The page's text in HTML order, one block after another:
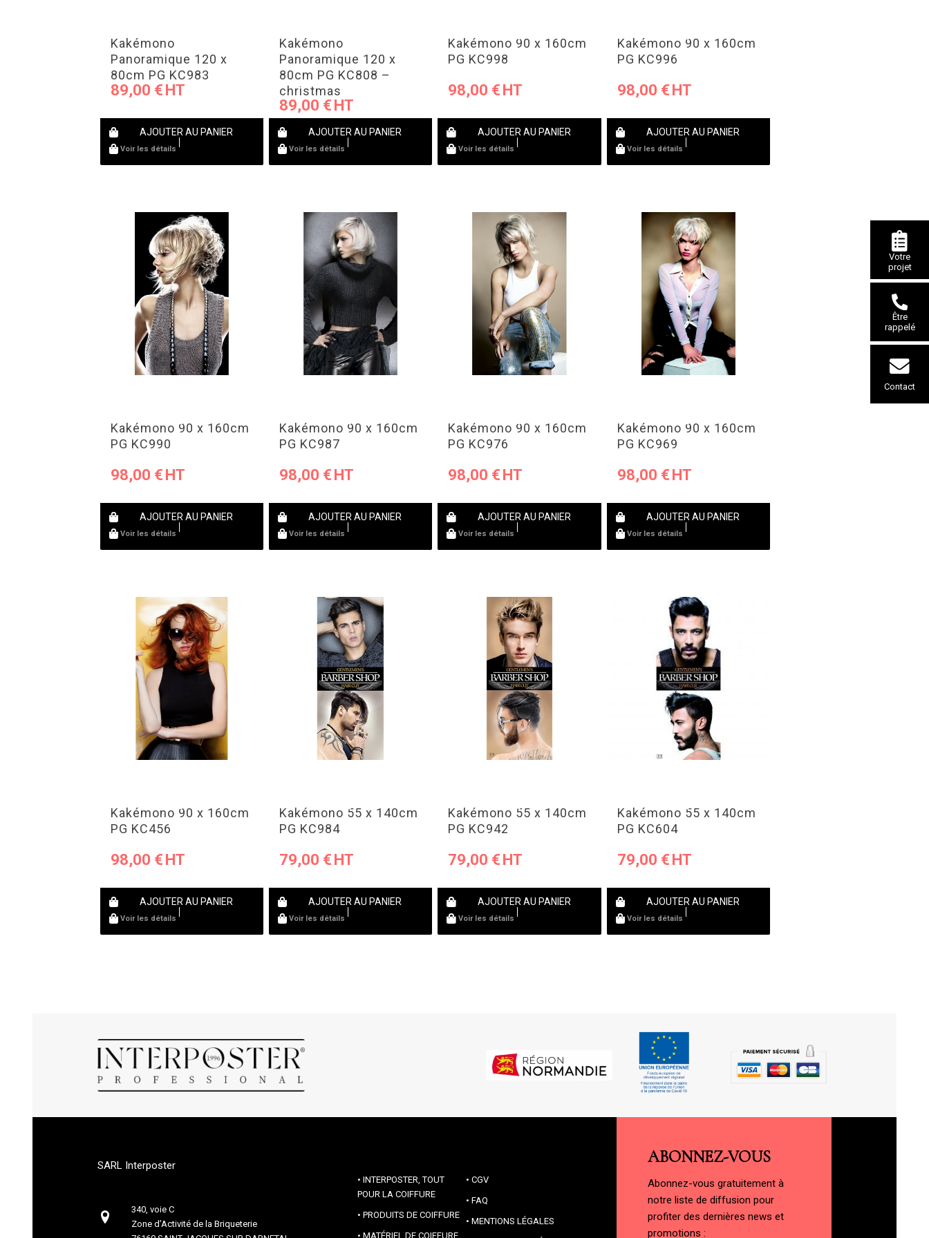
Votre
projet
Être
rappelé
Contact
Kakémono
Panoramique 120 x
80cm PG KC983
89,00 €
AJOUTER AU PANIER
Voir les détails
Kakémono
Panoramique 120 x
80cm PG KC808 –
christmas
89,00 €
AJOUTER AU PANIER
Voir les détails
Kakémono 90 x 160cm
PG KC998
98,00 €
AJOUTER AU PANIER
Voir les détails
Kakémono 90 x 160cm
PG KC996
98,00 €
AJOUTER AU PANIER
Voir les détails
Kakémono 90 x 160cm
PG KC990
98,00 €
AJOUTER AU PANIER
Voir les détails
Kakémono 90 x 160cm
PG KC987
98,00 €
AJOUTER AU PANIER
Voir les détails
Kakémono 90 x 160cm
PG KC976
98,00 €
AJOUTER AU PANIER
Voir les détails
Kakémono 90 x 160cm
PG KC969
98,00 €
AJOUTER AU PANIER
Voir les détails
Kakémono 90 x 160cm
PG KC456
98,00 €
AJOUTER AU PANIER
Voir les détails
Kakémono 55 x 140cm
PG KC984
79,00 €
AJOUTER AU PANIER
Voir les détails
Kakémono 55 x 140cm
PG KC942
79,00 €
AJOUTER AU PANIER
Voir les détails
Kakémono 55 x 140cm
PG KC604
79,00 €
AJOUTER AU PANIER
Voir les détails
SARL Interposter
340, voie C
Zone d’Activité de la Briqueterie
INTERPOSTER, TOUT
POUR LA COIFFURE
PRODUITS DE COIFFURE
MATÉRIEL DE COIFFURE
CGV
FAQ
MENTIONS LÉGALES
ABONNEZ-VOUS
Abonnez-vous gratuitement à
notre liste de diffusion pour
profiter des dernières news et
promotions :